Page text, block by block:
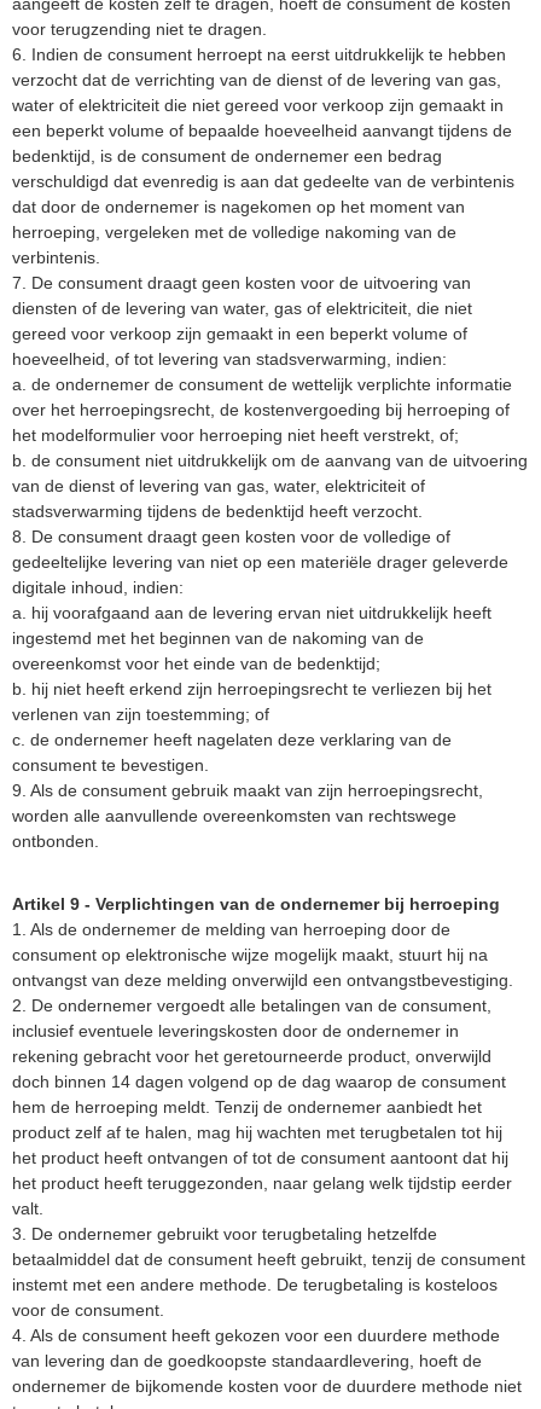
aangeeft de kosten zelf te dragen, hoeft de consument de kosten
voor terugzending niet te dragen.
6. Indien de consument herroept na eerst uitdrukkelijk te hebben
verzocht dat de verrichting van de dienst of de levering van gas,
water of elektriciteit die niet gereed voor verkoop zijn gemaakt in
een beperkt volume of bepaalde hoeveelheid aanvangt tijdens de
bedenktijd, is de consument de ondernemer een bedrag
verschuldigd dat evenredig is aan dat gedeelte van de verbintenis
dat door de ondernemer is nagekomen op het moment van
herroeping, vergeleken met de volledige nakoming van de
verbintenis.
7. De consument draagt geen kosten voor de uitvoering van
diensten of de levering van water, gas of elektriciteit, die niet
gereed voor verkoop zijn gemaakt in een beperkt volume of
hoeveelheid, of tot levering van stadsverwarming, indien:
a. de ondernemer de consument de wettelijk verplichte informatie
over het herroepingsrecht, de kostenvergoeding bij herroeping of
het modelformulier voor herroeping niet heeft verstrekt, of;
b. de consument niet uitdrukkelijk om de aanvang van de uitvoering
van de dienst of levering van gas, water, elektriciteit of
stadsverwarming tijdens de bedenktijd heeft verzocht.
8. De consument draagt geen kosten voor de volledige of
gedeeltelijke levering van niet op een materiële drager geleverde
digitale inhoud, indien:
a. hij voorafgaand aan de levering ervan niet uitdrukkelijk heeft
ingestemd met het beginnen van de nakoming van de
overeenkomst voor het einde van de bedenktijd;
b. hij niet heeft erkend zijn herroepingsrecht te verliezen bij het
verlenen van zijn toestemming; of
c. de ondernemer heeft nagelaten deze verklaring van de
consument te bevestigen.
9. Als de consument gebruik maakt van zijn herroepingsrecht,
worden alle aanvullende overeenkomsten van rechtswege
ontbonden.
Artikel 9 - Verplichtingen van de ondernemer bij herroeping
1. Als de ondernemer de melding van herroeping door de
consument op elektronische wijze mogelijk maakt, stuurt hij na
ontvangst van deze melding onverwijld een ontvangstbevestiging.
2. De ondernemer vergoedt alle betalingen van de consument,
inclusief eventuele leveringskosten door de ondernemer in
rekening gebracht voor het geretourneerde product, onverwijld
doch binnen 14 dagen volgend op de dag waarop de consument
hem de herroeping meldt. Tenzij de ondernemer aanbiedt het
product zelf af te halen, mag hij wachten met terugbetalen tot hij
het product heeft ontvangen of tot de consument aantoont dat hij
het product heeft teruggezonden, naar gelang welk tijdstip eerder
valt.
3. De ondernemer gebruikt voor terugbetaling hetzelfde
betaalmiddel dat de consument heeft gebruikt, tenzij de consument
instemt met een andere methode. De terugbetaling is kosteloos
voor de consument.
4. Als de consument heeft gekozen voor een duurdere methode
van levering dan de goedkoopste standaardlevering, hoeft de
ondernemer de bijkomende kosten voor de duurdere methode niet